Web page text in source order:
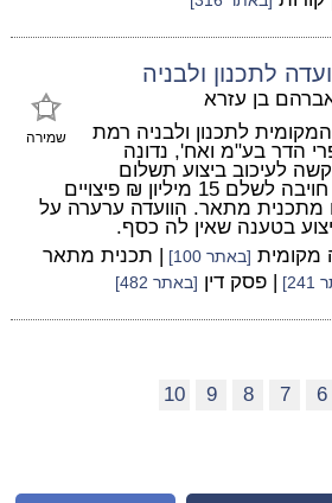
לתכנון ולבניה
שמירה
בן עזרא
הוועדה המקומית לתכנון ולבניה רמת
הדר בע"מ ואח', נדונה
לעיכוב ביצוע תשלום
פיצויים לאחר שהוועדה חויבה לשלם 15 מיליון ₪ פיצויים
מתכנית מתאר. הוועדה ערערה על
בטענה שאין לה כסף.
מקומית [באתר 100] | תכנית מתאר
| פסק דין [באתר 482]
6
7
8
9
10